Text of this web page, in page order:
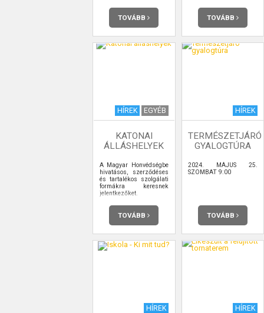
TOVÁBB TOVÁBB
HÍREK EGYÉB
KATONAI
ÁLLÁSHELYEK
A Magyar Honvédségbe
hivatásos, szerződéses
és tartalékos szolgálati
formákra keresnek
jelentkezőket.
TOVÁBB
HÍREK
TERMÉSZETJÁRÓ
GYALOGTÚRA
2024. MÁJUS 25.
SZOMBAT 9:00
TOVÁBB
HÍREK HÍREK